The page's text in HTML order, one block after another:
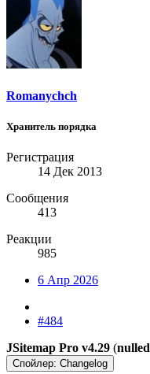
Romanychch
Хранитель порядка
Регистрация
14 Дек 2013
Сообщения
413
Реакции
985
6 Апр 2026
#484
JSitemap Pro v4.29 (nulled
Спойлер: Changelog